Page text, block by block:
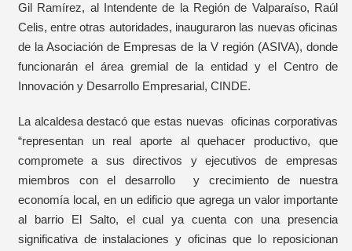
Gil Ramírez, al Intendente de la Región de Valparaíso, Raúl
Celis, entre otras autoridades, inauguraron las nuevas oficinas
de la Asociación de Empresas de la V región (ASIVA), donde
funcionarán el área gremial de la entidad y el Centro de
Innovación y Desarrollo Empresarial, CINDE.
La alcaldesa destacó que estas nuevas oficinas corporativas
“representan un real aporte al quehacer productivo, que
compromete a sus directivos y ejecutivos de empresas
miembros con el desarrollo y crecimiento de nuestra
economía local, en un edificio que agrega un valor importante
al barrio El Salto, el cual ya cuenta con una presencia
significativa de instalaciones y oficinas que lo reposicionan